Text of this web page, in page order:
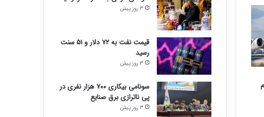
3 روز پیش
قیمت نفت به ۷۲ دلار و ۵۱ سنت
رسید
3 روز پیش
سونامی بیکاری ۷۰۰ هزار نفری در
پی ناترازی برق صنایع
3 روز پیش